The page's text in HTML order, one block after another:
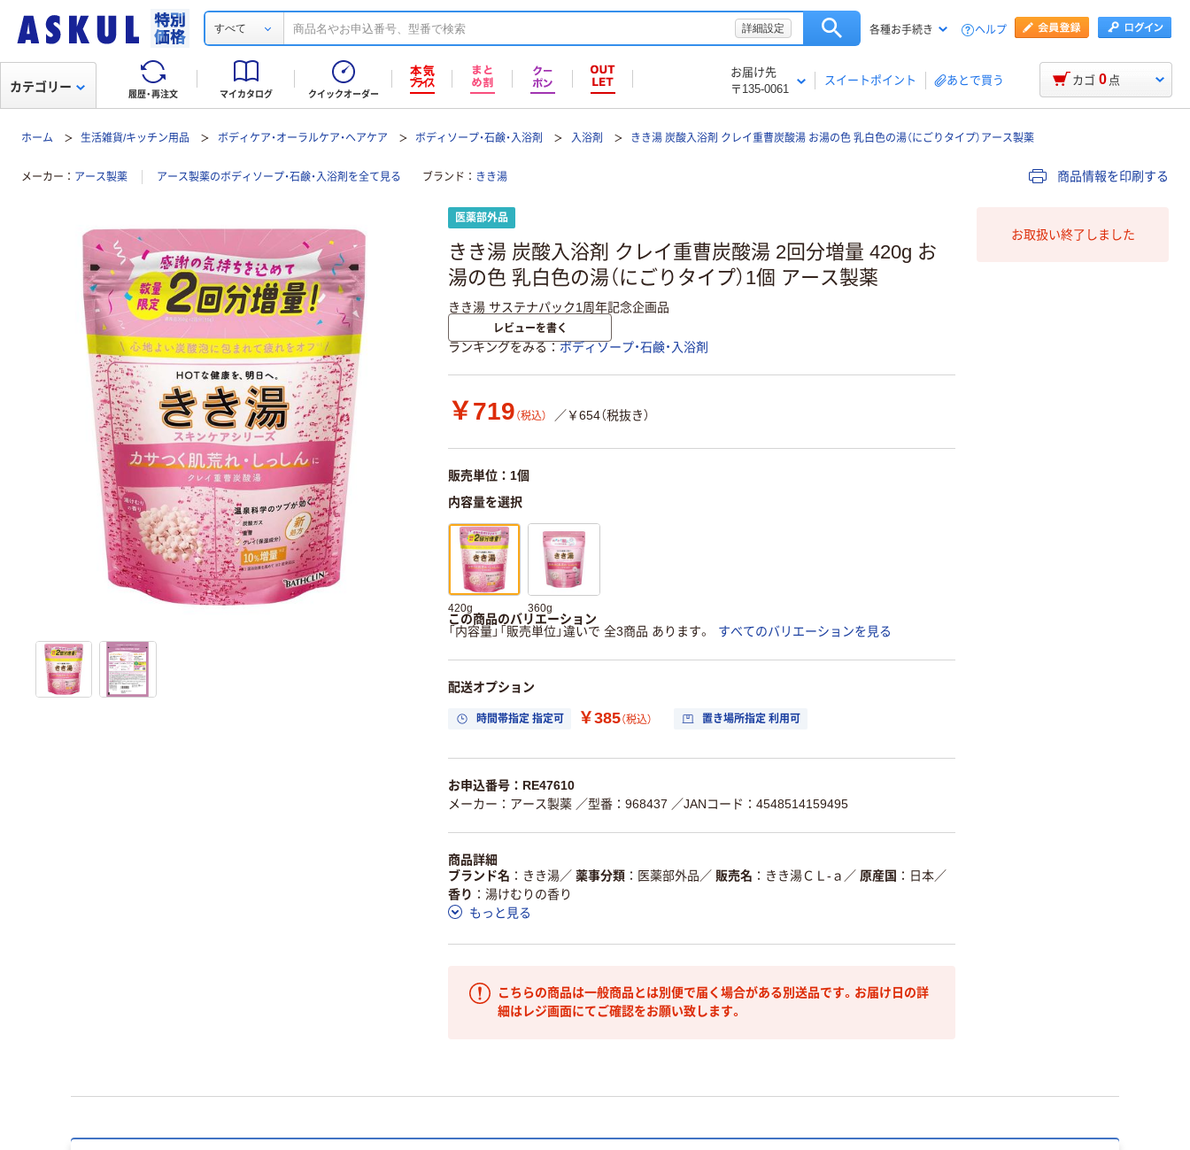
すべて 詳細設定 各種お手続き ヘルプ
履歴・再注文 マイカタログ クイックオーダー
お届け先
〒135-0061
スイートポイント あとで買う
カテゴリー カゴ 0 点
ホーム 生活雑貨/キッチン用品 ボディケア・オーラルケア・ヘアケア ボディソープ・石鹸・入浴剤 入浴剤 きき湯 炭酸入浴剤 クレイ重曹炭酸湯 お湯の色 乳白色の湯（にごりタイプ）アース製薬
メーカー アース製薬 アース製薬のボディソープ・石鹸・入浴剤を全て見る ブランド きき湯 商品情報を印刷する
医薬部外品
きき湯 炭酸入浴剤 クレイ重曹炭酸湯 2回分増量 420g お
湯の色 乳白色の湯（にごりタイプ）1個 アース製薬
きき湯 サステナパック1周年記念企画品
レビューを書く
ランキングをみる ボディソープ・石鹸・入浴剤
￥719 （税込） ／￥654（税抜き）
販売単位：1個
内容量を選択
420g 360g
この商品のバリエーション
「内容量」「販売単位」違いで 全3商品 あります。
すべてのバリエーションを見る
配送オプション
時間帯指定 指定可 ￥385（税込） 置き場所指定 利用可
お申込番号：RE47610
メーカー：アース製薬 ／型番：968437 ／JANコード：4548514159495
商品詳細
ブランド名
きき湯／ 薬事分類 医薬部外品 ／ 販売名 きき湯ＣＬ-ａ ／ 原産国 日本／
香り
湯けむりの香り
もっと見る
こちらの商品は一般商品とは別便で届く場合がある別送品です。お届け日の詳
細はレジ画面にてご確認をお願い致します。
お取扱い終了しました